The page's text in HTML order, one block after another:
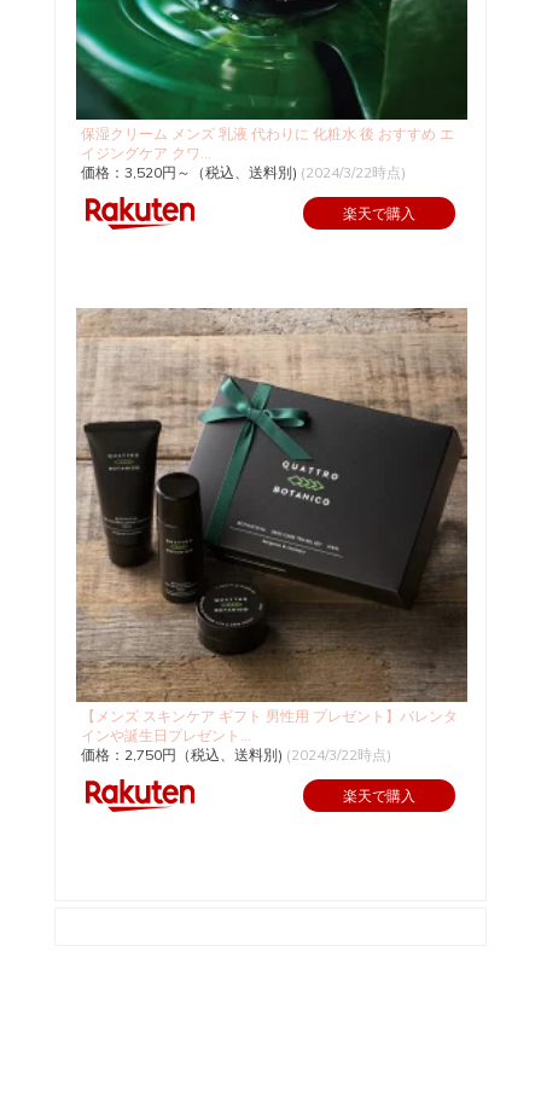
保湿クリーム メンズ 乳液 代わりに 化粧水 後 おすすめ エ
イジングケア クワ...
価格：3,520円～（税込、送料別) (2024/3/22時点)
楽天で購入
【メンズ スキンケア ギフト 男性用 プレゼント】バレンタ
インや誕生日プレゼント...
価格：2,750円（税込、送料別) (2024/3/22時点)
楽天で購入